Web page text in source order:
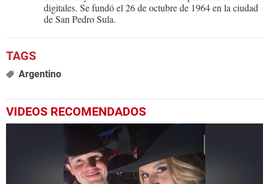
digitales. Se fundó el 26 de octubre de 1964 en la ciudad
de San Pedro Sula.
Argentino
VIDEOS RECOMENDADOS